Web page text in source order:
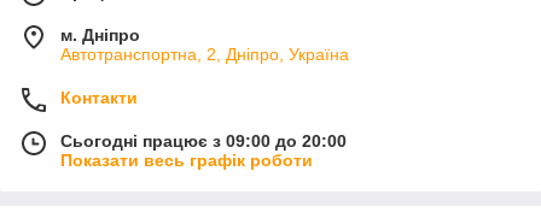
м. Дніпро
Автотранспортна, 2, Дніпро, Україна
Контакти
Сьогодні працює з 09:00 до 20:00
Показати весь графік роботи